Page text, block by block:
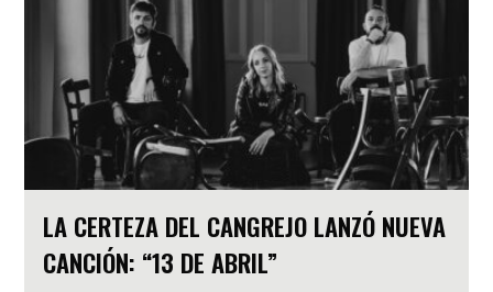
LA CERTEZA DEL CANGREJO LANZÓ NUEVA
CANCIÓN: “13 DE ABRIL”